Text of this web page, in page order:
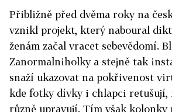
Přibližně před dvěma roky na
vznikl projekt, který naboural
ženám začal vracet sebevědomí.
Zanormalniholky a stejně tak
snaží ukazovat na pokřivenost
kde fotky dívky i chlapci
různě upravují. Tím však kolonky